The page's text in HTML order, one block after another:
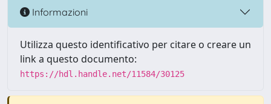
Informazioni
Utilizza questo identificativo per citare o creare un
link a questo documento:
https://hdl.handle.net/11584/30125